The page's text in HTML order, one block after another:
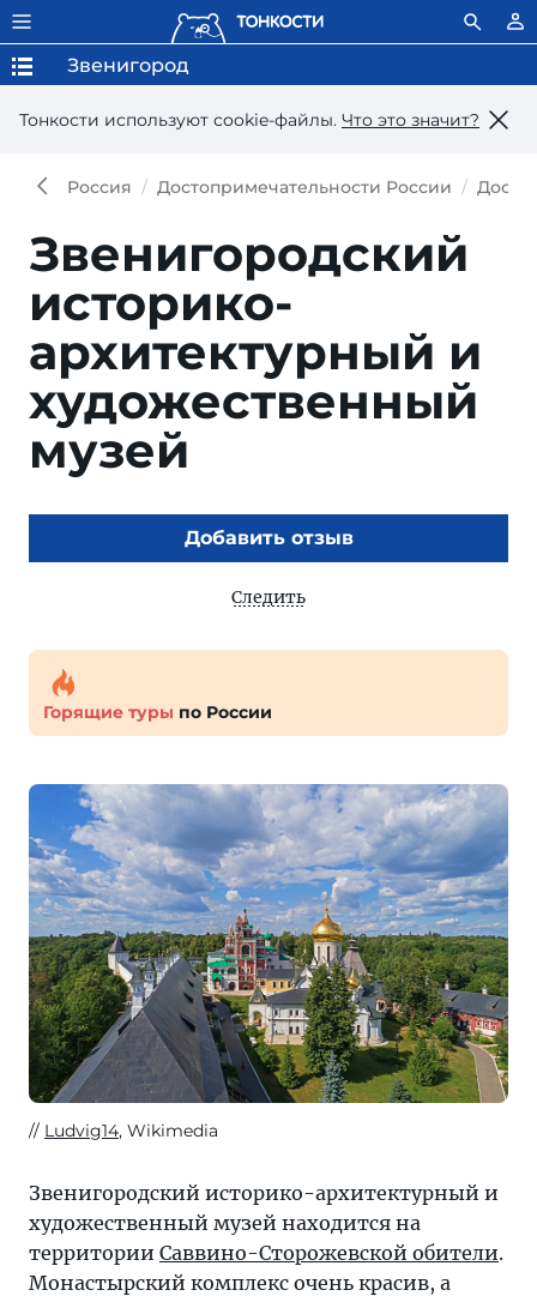
Тонкости используют сookie-файлы. Что это значит?
Звенигород
Россия Достопримечательности России
Звенигородский
историко-
архитектурный и
художественный
музей
Добавить отзыв
Следить
Горящие туры по России
Ludvig14, Wikimedia
Звенигородский историко-архитектурный и
художественный музей находится на
территории Саввино-Сторожевской обители.
Монастырский комплекс очень красив, а